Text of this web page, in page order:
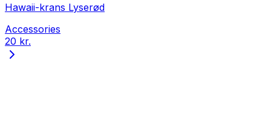
Hawaii-krans Lyserød
Accessories
20 kr.